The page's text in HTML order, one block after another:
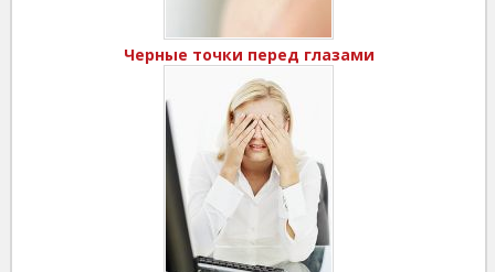
Черные точки перед глазами